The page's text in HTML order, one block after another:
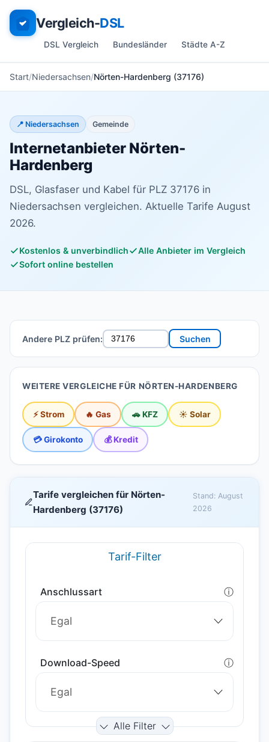
Vergleich-DSL
DSL Vergleich Bundesländer Städte A-Z
Start Niedersachsen Nörten-Hardenberg (37176)
📍 Niedersachsen Gemeinde
Internetanbieter Nörten-
Hardenberg
DSL, Glasfaser und Kabel für PLZ 37176 in
Niedersachsen vergleichen. Aktuelle Tarife August
2026.
Kostenlos & unverbindlich
Alle Anbieter im Vergleich
Sofort online bestellen
Andere PLZ prüfen: Suchen
WEITERE VERGLEICHE FÜR NÖRTEN-HARDENBERG
⚡ Strom 🔥 Gas 🚗 KFZ ☀️ Solar
💳 Girokonto 💰 Kredit
Tarife vergleichen für Nörten-
Hardenberg (37176)
Stand: August
2026